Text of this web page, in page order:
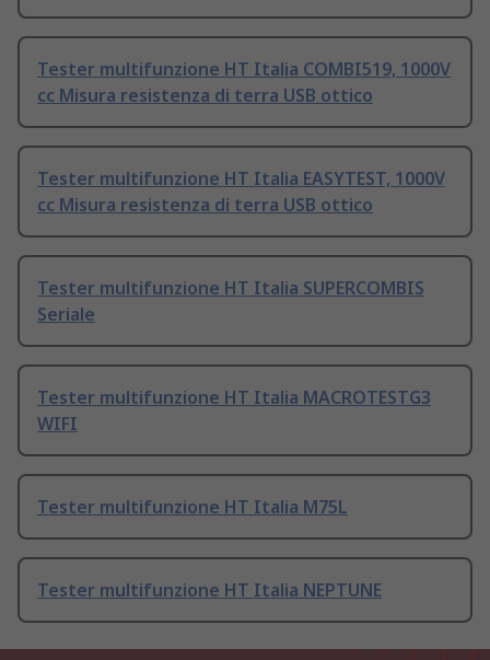
Tester multifunzione HT Italia COMBI519, 1000V
cc Misura resistenza di terra USB ottico
Tester multifunzione HT Italia EASYTEST, 1000V
cc Misura resistenza di terra USB ottico
Tester multifunzione HT Italia SUPERCOMBIS
Seriale
Tester multifunzione HT Italia MACROTESTG3
WIFI
Tester multifunzione HT Italia M75L
Tester multifunzione HT Italia NEPTUNE